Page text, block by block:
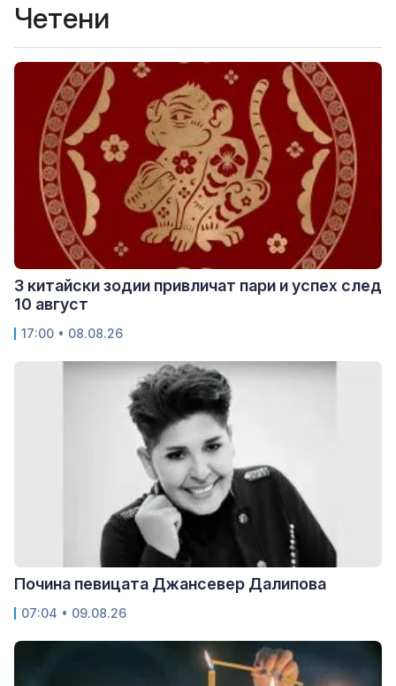
Четени
3 китайски зодии привличат пари и успех след
10 август
17:00 • 08.08.26
Почина певицата Джансевер Далипова
07:04 • 09.08.26